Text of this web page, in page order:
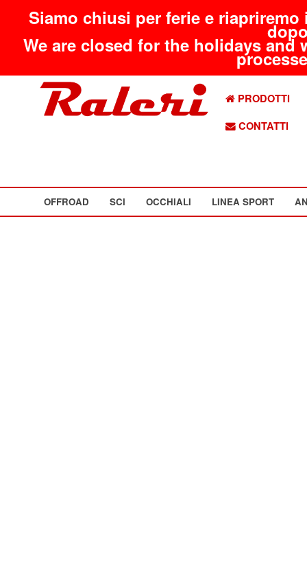
Siamo chiusi per ferie e
We are closed for the holidays
PRODOTTI
CONTATTI
OFFROAD SCI OCCHIALI LINEA SPORT